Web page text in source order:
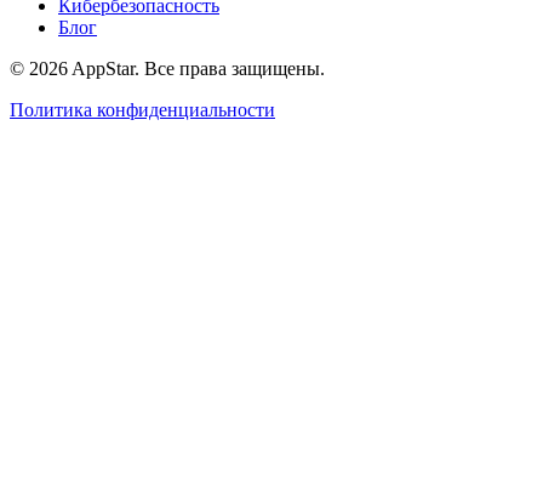
Кибербезопасность
Блог
© 2026 AppStar. Все права защищены.
Политика конфиденциальности